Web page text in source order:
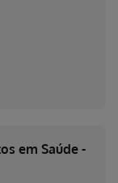
em Saúde -